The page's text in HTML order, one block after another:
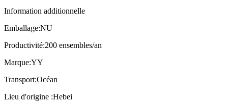
Information additionnelle
Emballage:NU
Productivité:200 ensembles/an
Marque:YY
Transport:Océan
Lieu d'origine :Hebei